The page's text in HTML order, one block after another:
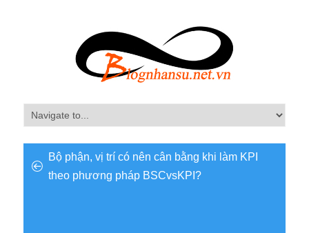
Bộ phận, vị trí có nên cân bằng khi làm KPI
theo phương pháp BSCvsKPI?